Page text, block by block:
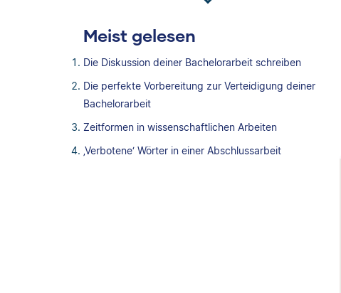
Meist gelesen
Die Diskussion deiner Bachelorarbeit schreiben
Die perfekte Vorbereitung zur Verteidigung deiner
Bachelorarbeit
Zeitformen in wissenschaftlichen Arbeiten
‚Verbotene‘ Wörter in einer Abschlussarbeit